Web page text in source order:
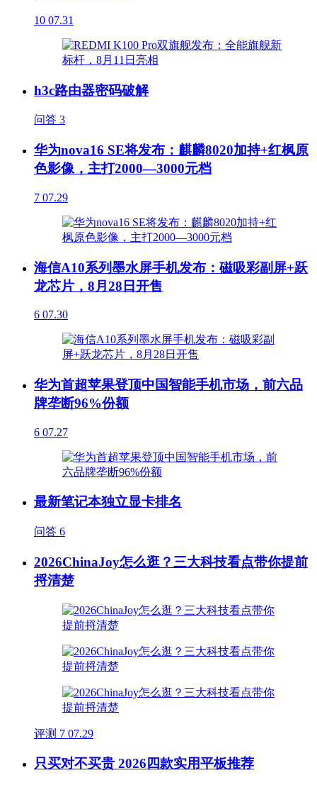
10 07.31
h3c路由器密码破解
问答 3
华为nova16 SE将发布：麒麟8020加持+红枫原
色影像，主打2000—3000元档
7 07.29
海信A10系列墨水屏手机发布：磁吸彩副屏+跃
龙芯片，8月28日开售
6 07.30
华为首超苹果登顶中国智能手机市场，前六品
牌垄断96%份额
6 07.27
最新笔记本独立显卡排名
问答 6
2026ChinaJoy怎么逛？三大科技看点带你提前
捋清楚
评测 7 07.29
只买对不买贵 2026四款实用平板推荐